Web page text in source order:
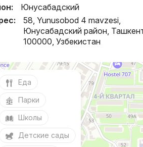
Юнусабадский
58, Yunusobod 4 mavzesi,
Юнусабадский район,
100000, Узбекистан
Еда
Парки
Школы
Детские сады